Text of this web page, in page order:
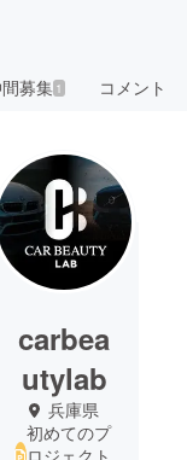
募集 1 コメント
carbea
utylab
兵庫県
初めてのプ